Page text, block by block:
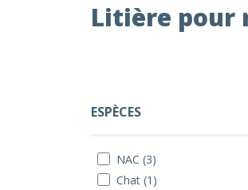
Litière pour
ESPÈCES
NAC (3)
Chat (1)